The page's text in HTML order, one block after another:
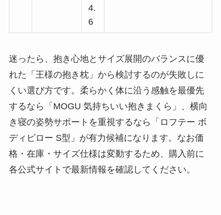
4.
6
迷ったら、抱き心地とサイズ展開のバランスに優
れた「王様の抱き枕」から検討するのが失敗しに
くい選び方です。柔らかく体に沿う感触を最優先
するなら「MOGU 気持ちいい抱きまくら」、横向
き寝の姿勢サポートを重視するなら「ロフテー ボ
ディピロー S型」が有力候補になります。なお価
格・在庫・サイズ仕様は変動するため、購入前に
各公式サイトで最新情報を確認してください。